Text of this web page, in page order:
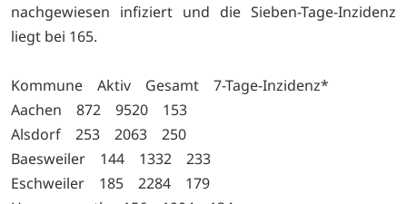
nachgewiesen infiziert und die Sieben-Tage-Inzidenz
liegt bei 165.
Kommune Aktiv Gesamt 7-Tage-Inzidenz*
Aachen 872 9520 153
Alsdorf 253 2063 250
Baesweiler 144 1332 233
Eschweiler 185 2284 179